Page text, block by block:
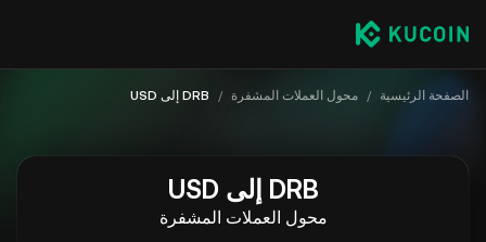
الصفحة الرئيسية / محول العملات المشفرة / DRB إلى USD
DRB إلى USD
محول العملات المشفرة